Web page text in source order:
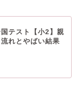
テスト【小2】親
れとやばい結果